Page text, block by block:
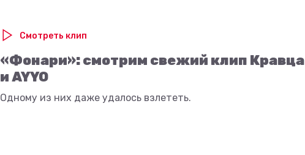
Смотреть клип
«Фонари»: смотрим свежий клип Кравца
и AYYO
Одному из них даже удалось взлететь.